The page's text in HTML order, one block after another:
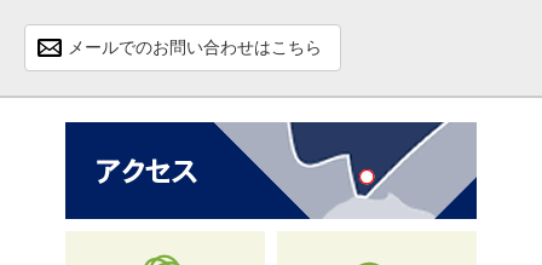
メールでのお問い合わせはこちら